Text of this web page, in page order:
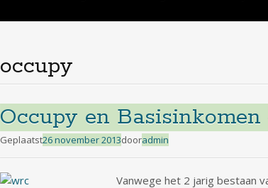
de
occupy
Occupy en
Geplaatst26 november 2013dooradmin
Vanwege het 2 jarig bestaan